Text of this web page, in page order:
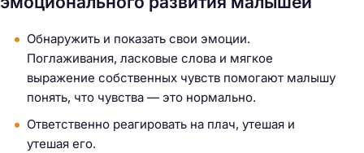
Обнаружить и показать свои эмоции.
Поглаживания, ласковые слова и мягкое
выражение собственных чувств помогают малышу
понять, что чувства — это нормально.
Ответственно реагировать на плач, утешая и
утешая его.